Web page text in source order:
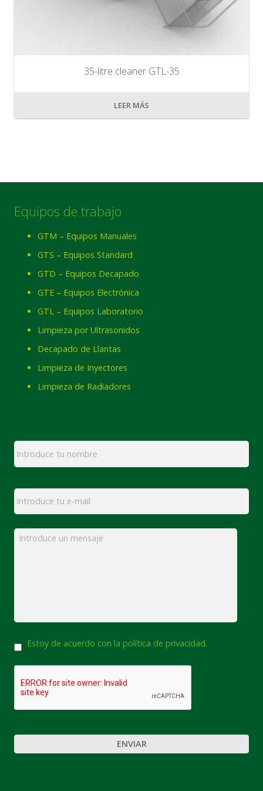
35-litre cleaner GTL-35
LEER MÁS
Equipos de trabajo
GTM – Equipos Manuales
GTS – Equipos Standard
GTD – Equipos Decapado
GTE – Equipos Electrónica
GTL – Equipos Laboratorio
Limpieza por Ultrasonidos
Decapado de Llantas
Limpieza de Inyectores
Limpieza de Radiadores
Nombre *
Email *
Mensaje
Consentimiento
Estoy de acuerdo con la política de privacidad.